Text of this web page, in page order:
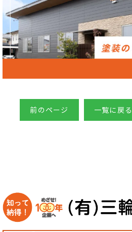
前のページ 一覧に戻る